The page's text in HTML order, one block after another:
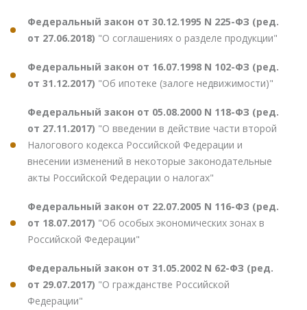
Федеральный закон от 30.12.1995 N 225-ФЗ (ред.
от 27.06.2018) "О соглашениях о разделе продукции"
Федеральный закон от 16.07.1998 N 102-ФЗ (ред.
от 31.12.2017) "Об ипотеке (залоге недвижимости)"
Федеральный закон от 05.08.2000 N 118-ФЗ (ред.
от 27.11.2017) "О введении в действие части второй
Налогового кодекса Российской Федерации и
внесении изменений в некоторые законодательные
акты Российской Федерации о налогах"
Федеральный закон от 22.07.2005 N 116-ФЗ (ред.
от 18.07.2017) "Об особых экономических зонах в
Российской Федерации"
Федеральный закон от 31.05.2002 N 62-ФЗ (ред.
от 29.07.2017) "О гражданстве Российской
Федерации"